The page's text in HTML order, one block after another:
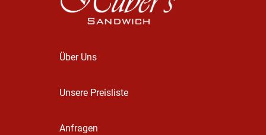
Über Uns
Unsere Preisliste
Anfragen